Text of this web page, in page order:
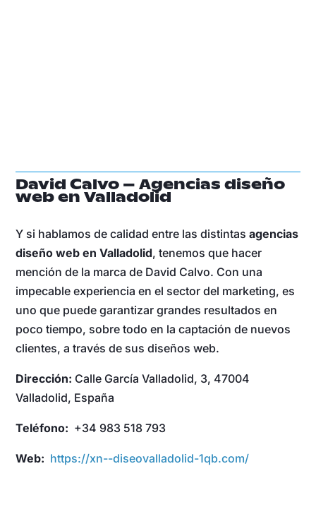
David Calvo – Agencias diseño
web en Valladolid
Y si hablamos de calidad entre las distintasagencias
diseño web en Valladolid, tenemos que hacer
mención de la marca de David Calvo. Con una
impecable experiencia en el sector del marketing, es
uno que puede garantizar grandes resultados en
poco tiempo, sobre todo en la captación de nuevos
clientes, a través de sus diseños web.
Dirección: Calle García Valladolid, 3, 47004
Valladolid, España
Teléfono: +34 983 518 793
Web: https://xn--diseovalladolid-1qb.com/